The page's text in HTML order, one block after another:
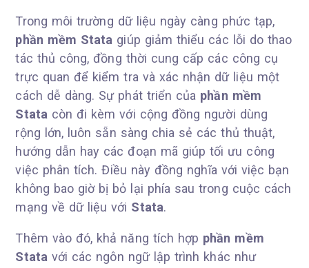
Trong môi trường dữ liệu ngày càng phức tạp,
phần mềm Stata giúp giảm thiểu các lỗi do thao
tác thủ công, đồng thời cung cấp các công cụ
trực quan để kiểm tra và xác nhận dữ liệu một
cách dễ dàng. Sự phát triển của phần mềm
Stata còn đi kèm với cộng đồng người dùng
rộng lớn, luôn sẵn sàng chia sẻ các thủ thuật,
hướng dẫn hay các đoạn mã giúp tối ưu công
việc phân tích. Điều này đồng nghĩa với việc bạn
không bao giờ bị bỏ lại phía sau trong cuộc cách
mạng về dữ liệu với Stata.
Thêm vào đó, khả năng tích hợp phần mềm
Stata với các ngôn ngữ lập trình khác như